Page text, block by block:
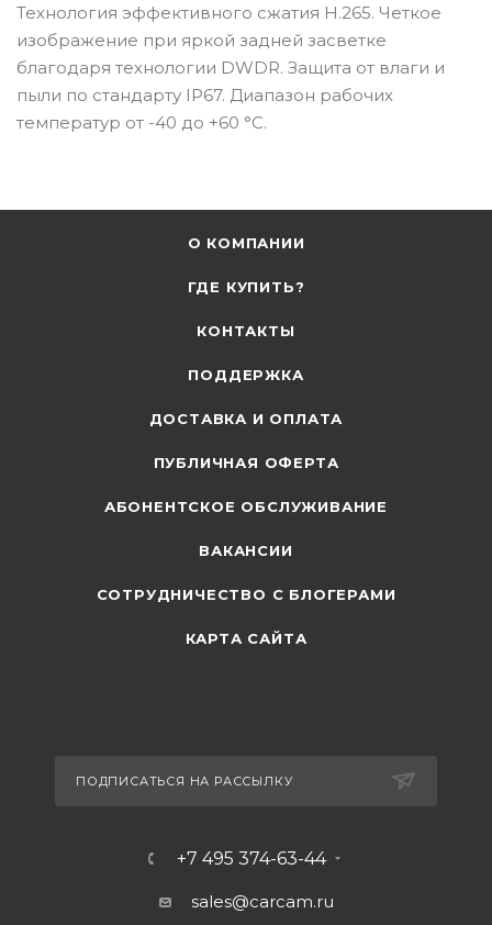
Технология эффективного сжатия H.265. Четкое
изображение при яркой задней засветке
благодаря технологии DWDR. Защита от влаги и
пыли по стандарту IP67. Диапазон рабочих
температур от -40 до +60 °C.
О КОМПАНИИ
ГДЕ КУПИТЬ?
КОНТАКТЫ
ПОДДЕРЖКА
ДОСТАВКА И ОПЛАТА
ПУБЛИЧНАЯ ОФЕРТА
АБОНЕНТСКОЕ ОБСЛУЖИВАНИЕ
ВАКАНСИИ
СОТРУДНИЧЕСТВО С БЛОГЕРАМИ
КАРТА САЙТА
ПОДПИСАТЬСЯ НА РАССЫЛКУ
+7 495 374-63-44
sales@carcam.ru